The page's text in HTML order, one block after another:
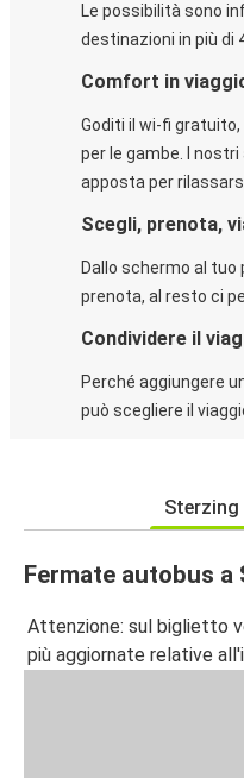
Le possibilità sono
destinazioni in più di
Comfort in
Goditi il wi-fi
per le gambe. I
apposta per
Scegli, prenota,
Dallo schermo al tuo
prenota, al resto ci
Condividere il
Perché aggiungere
può scegliere il
Sterzing
Fermate autobus
Attenzione: sul biglietto
più aggiornate relative